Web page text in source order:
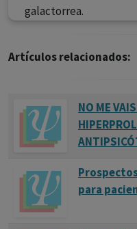
galactorrea.
Artículos relacionados:
NO ME
para